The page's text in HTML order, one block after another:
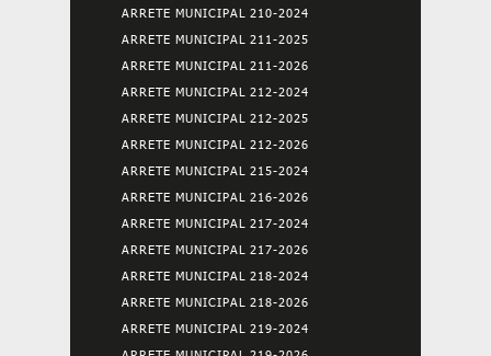
ARRETE MUNICIPAL 210-2024
ARRETE MUNICIPAL 211-2025
ARRETE MUNICIPAL 211-2026
ARRETE MUNICIPAL 212-2024
ARRETE MUNICIPAL 212-2025
ARRETE MUNICIPAL 212-2026
ARRETE MUNICIPAL 215-2024
ARRETE MUNICIPAL 216-2026
ARRETE MUNICIPAL 217-2024
ARRETE MUNICIPAL 217-2026
ARRETE MUNICIPAL 218-2024
ARRETE MUNICIPAL 218-2026
ARRETE MUNICIPAL 219-2024